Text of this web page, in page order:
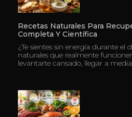
Recetas Naturales Para
Completa Y Científica
¿Te sientes sin energía durante el
naturales que realmente
levantarte cansado, llegar a